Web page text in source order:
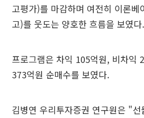
고평가)를 마감하며 여전히 이론베
고)를 웃도는 양호한 흐름을 보였다.
프로그램은 차익 105억원, 비차익
373억원 순매수를 보였다.
김병연 우리투자증권 연구원은 "선